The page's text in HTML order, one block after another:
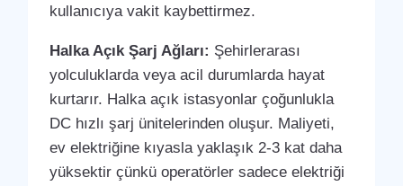
kullanıcıya vakit kaybettirmez.
Halka Açık Şarj Ağları: Şehirlerarası
yolculuklarda veya acil durumlarda hayat
kurtarır. Halka açık istasyonlar çoğunlukla
DC hızlı şarj ünitelerinden oluşur. Maliyeti,
ev elektriğine kıyasla yaklaşık 2-3 kat daha
yüksektir çünkü operatörler sadece elektriği